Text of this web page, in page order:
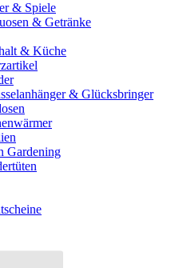
& Spiele
& Getränke
& Küche
& Glücksbringer
Gardening